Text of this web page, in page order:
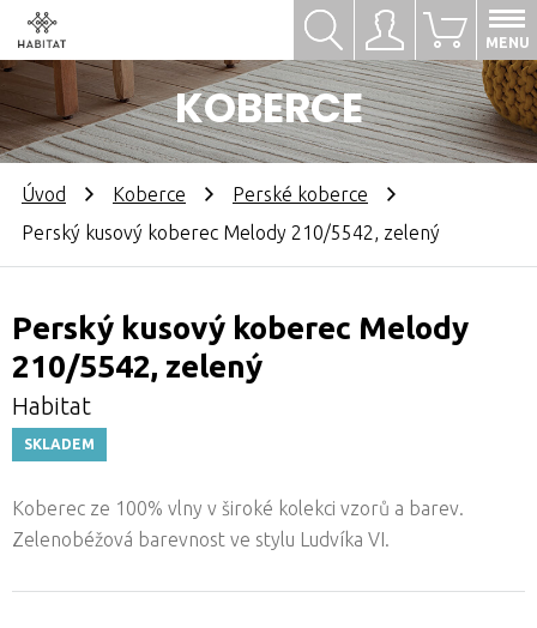
Přihlásit se
KOBERCE
0
MENU
Hledat
Úvod Koberce
Perské koberce
Perský kusový koberec Melody 210/5542, zelený
Perský kusový koberec Melody
210/5542, zelený
Habitat
SKLADEM
Koberec ze 100% vlny v široké kolekci vzorů a barev.
Zelenobéžová barevnost ve stylu Ludvíka VI.